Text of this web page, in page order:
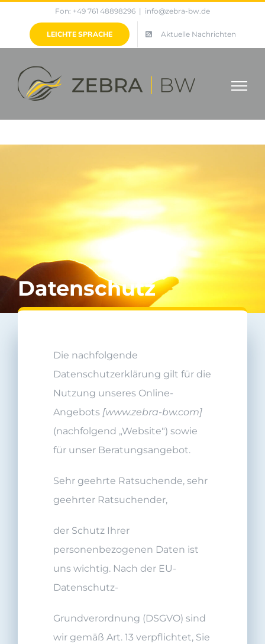
springen
Fon: +49 761 48898296 | info@zebra-bw.de
LEICHTE SPRACHE Aktuelle Nachrichten
Datenschutz
Die nachfolgende
Datenschutzerklärung gilt für die
Nutzung unseres Online-
Angebots [www.zebra-bw.com]
(nachfolgend „Website") sowie
für unser Beratungsangebot.
Sehr geehrte Ratsuchende, sehr
geehrter Ratsuchender,
der Schutz Ihrer
personenbezogenen Daten ist
uns wichtig. Nach der EU-
Datenschutz-
Grundverordnung (DSGVO) sind
wir gemäß Art. 13 verpflichtet, Sie